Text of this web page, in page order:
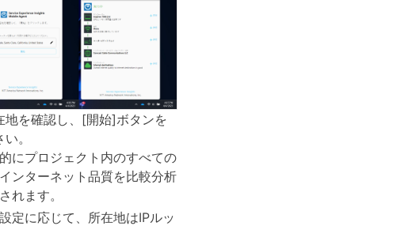
地を確認し、[開始]ボタンを
。
にプロジェクト内のすべての
ンターネット品質を比較分析
れます。
定に応じて、所在地はIPルッ